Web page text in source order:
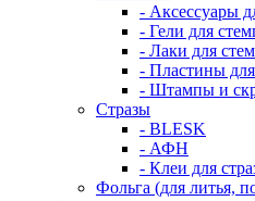
- Аксессуары
- Гели для
- Лаки для
- Пластины
- Штампы и
Стразы
- BLESK
- АФН
- Клеи для
Фольга (для литья,